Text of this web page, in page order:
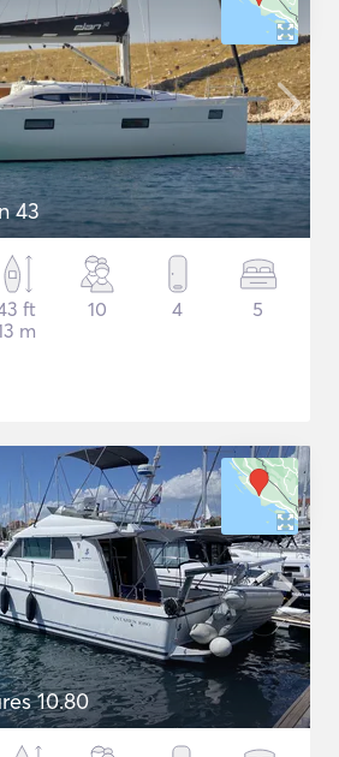
43
ft
m
10 4 5
10.80